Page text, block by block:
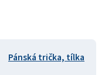
Pánská trička, tílka